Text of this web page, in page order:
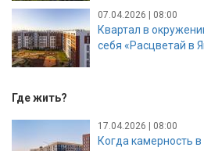
07.04.2026 | 08:00
Квартал в
себя «Расцветай в
Где жить?
17.04.2026 | 08:00
Когда камерность